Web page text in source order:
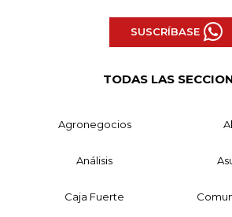
SUSCRÍBASE
TODAS LAS
Agronegocios
Análisis
Caja Fuerte